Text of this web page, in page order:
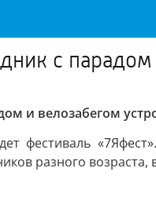
с парадом
и велозабегом
фестиваль
разного